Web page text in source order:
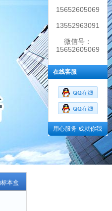
本盒
15652605069
13552963091
微信号：
15652605069
在线客服
用心服务 成就你我